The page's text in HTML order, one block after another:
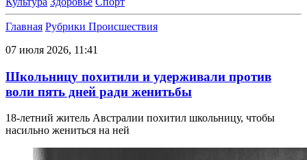
Главная Рубрики Происшествия
07 июля 2026, 11:41
Школьницу похитили и удерживали против
воли пять дней ради женитьбы
18-летний житель Австралии похитил школьницу, чтобы
насильно жениться на ней